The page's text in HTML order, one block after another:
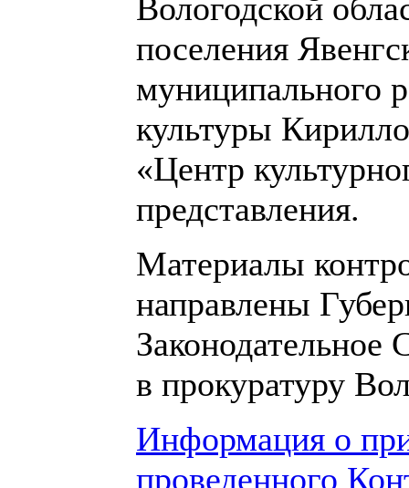
Вологодской
поселения
муниципального
культуры
«Центр
представления.
Материалы
направлены
Законодательное
в прокуратуру
Информация о
проведенного